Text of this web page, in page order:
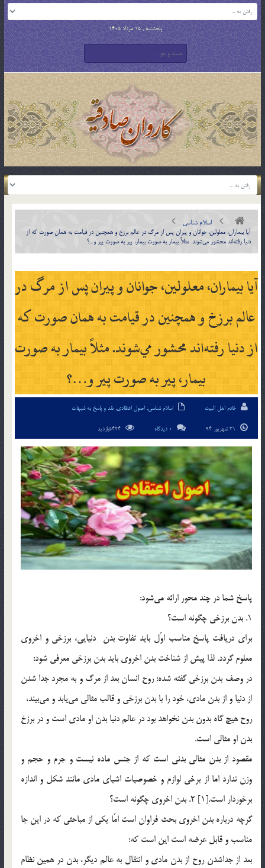
پنجشنبه , 15 مرداد 1405
اسلام شناسی
آيا بيماران، معلولين، جوانان و پيران پس از مرگ در عالم برزخ و همچنين در قيامت به همان صورت كه از
دنيا رفته‌اند محشور مي‌شوند. مثلاً بيمار به صورت بيمار، پير به صورت پير و…؟
آيا بيماران، معلولين، جوانان و پيران پس از مرگ در
عالم برزخ و همچنين در قيامت به همان صورت كه
از دنيا رفته‌اند محشور مي‌شوند. مثلاً بيمار به صورت
بيمار، پير به صورت پير و…؟
خادم اهل البیت اسلام شناسی, اصول اعتقادی, نقد و پاسخ به شبهات
0 دیدگاه
پاسخ شما در چند محور ارائه مي‌شود:
1. بدن برزخي چگونه است؟
براي دريافت پاسخ مناسب اوّل بايد تفاوت بدن دنيايي، برزخي و اخروي
معلوم گردد. لذا پيش از شناخت بدن اخروي بايد بدن برزخي معرفي شود:
در وصف بدن برزخي گفته شده: روح انسان بعد از مرگ و به مجرد جدا شدن
از دنيا و از بدن مادي، خود را با بدن برزخي و قالب مثالي مي‌يابد و مي‌بيند،
روح هيچ گاه بدون بدن نخواهد بود در عالم دنيا بدن او مادي است و در برزخ
بدن او مثالي است.
مقصود از بدن مثالي بدني است که از جنس ماده نيست و جرم و حجم و
وزن ندارد اما از برخي لوازم و خصوصيات اشياي مادي مانند شکل و اندازه
برخوردار است.[1] 2. بدن اخروي چگونه است؟
گرچه درباره بدن اخروي بحث فراوان است امّا يكي از مباحثي كه در اين جا
مناسب و قابل عرضه است اين است كه:
بعد از جداشدن روح از بدن مادي و انتقال به عالم ديگر، بدن در همين نظام